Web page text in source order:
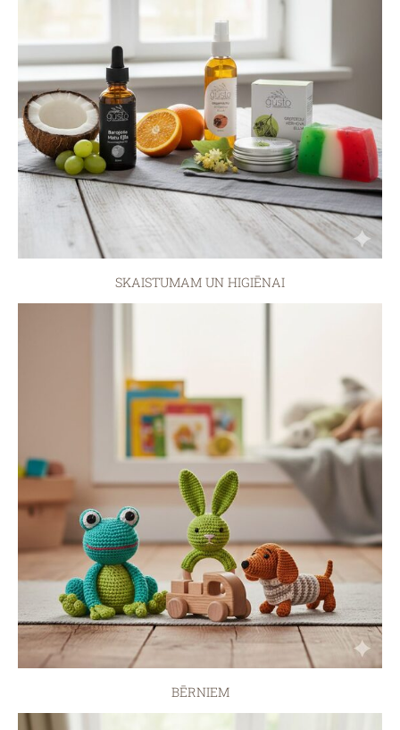
SKAISTUMAM UN HIGIĒNAI
BĒRNIEM